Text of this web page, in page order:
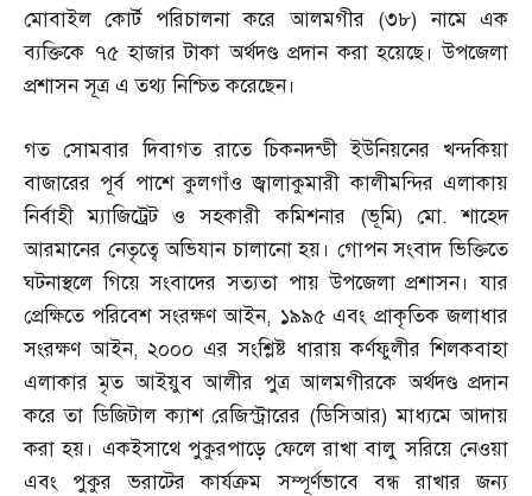
মোবাইল কোর্ট পরিচালনা করে আলমগীর (৩৮)নামে এক
ব্যক্তিকে ৭৫ হাজার টাকা অর্থদণ্ড প্রদান করা হয়েছে। উপজেলা
প্রশাসন সূত্র এ তথ্য নিশ্চিত করেছেন।
গত সোমবার দিবাগত রাতে চিকনদন্ডী ইউনিয়নের খন্দকিয়া
বাজারের পূর্ব পাশে কুলগাঁও জ্বালাকুমারী কালীমন্দির এলাকায়
নির্বাহী ম্যাজিট্রেট ও সহকারী কমিশনার (ভূমি) মো.শাহেদ
আরমানের নেতৃত্বে অভিযান চালানো হয়। গোপন সংবাদ ভিক্তিতে
ঘটনাস্থলে গিয়ে সংবাদের সত্যতা পায় উপজেলা প্রশাসন। যার
প্রেক্ষিতে পরিবেশ সংরক্ষণ আইন, ১৯৯৫ এবং প্রাকৃতিক জলাধার
সংরক্ষণ আইন,২০০০ এর সংশ্লিষ্ট ধারায় কর্ণফুলীর শিলকবাহা
এলাকার মৃত আইয়ুব আলীর পুত্র আলমগীরকে অর্থদণ্ড প্রদান
করে তা ডিজিটাল ক্যাশ রেজিস্ট্রারের (ডিসিআর)মাধ্যমে আদায়
করা হয়। একইসাথে পুকুরপাড়ে ফেলে রাখা বালু সরিয়ে নেওয়া
এবং পুকুর ভরাটের কার্যক্রম সম্পূর্ণভাবে বন্ধ রাখার জন্য